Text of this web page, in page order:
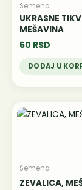
Semena
UKRASNE
MEŠAVINA
50 RSD
DODAJ U
Semena
ZEVALICA,